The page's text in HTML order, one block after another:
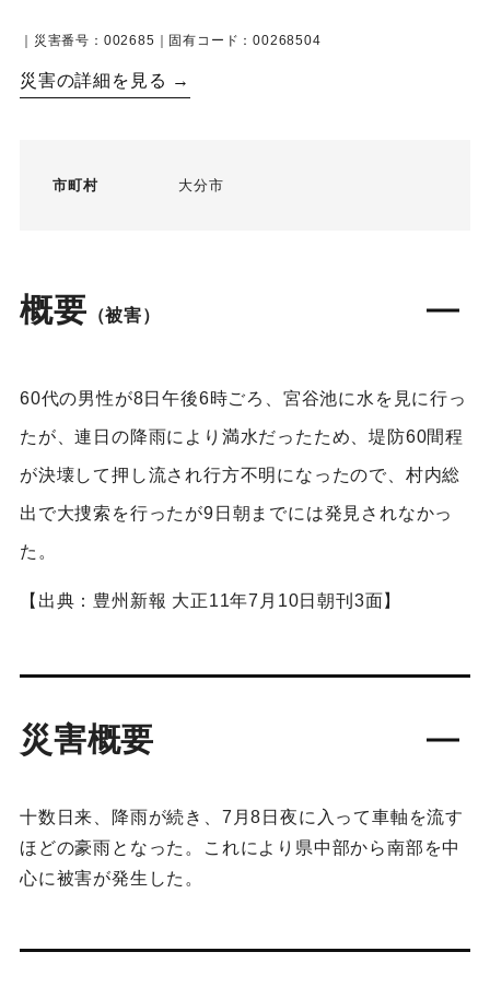
｜災害番号：002685｜固有コード：00268504
災害の詳細を見る →
市町村 大分市
概要 （被害）
60代の男性が8日午後6時ごろ、宮谷池に水を見に行っ
たが、連日の降雨により満水だったため、堤防60間程
が決壊して押し流され行方不明になったので、村内総
出で大捜索を行ったが9日朝までには発見されなかっ
た。
【出典：豊州新報 大正11年7月10日朝刊3面】
災害概要
十数日来、降雨が続き、7月8日夜に入って車軸を流す
ほどの豪雨となった。これにより県中部から南部を中
心に被害が発生した。